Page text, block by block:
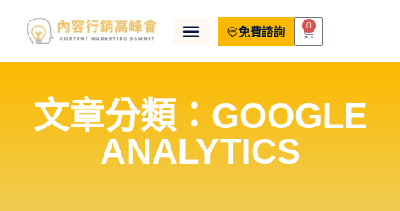
免費諮詢 0
文章分類：GOOGLE
ANALYTICS